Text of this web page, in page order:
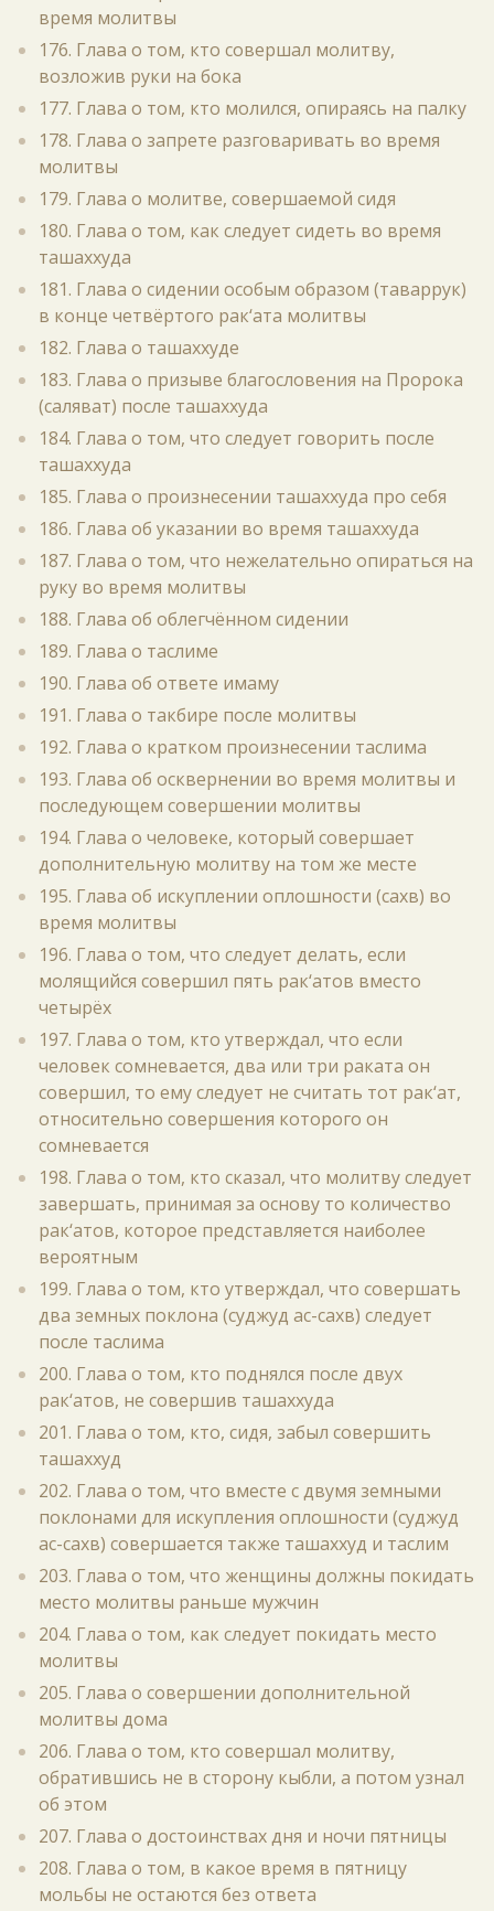
время молитвы
176. Глава о том, кто совершал молитву,
возложив руки на бока
177. Глава о том, кто молился, опираясь на палку
178. Глава о запрете разговаривать во время
молитвы
179. Глава о молитве, совершаемой сидя
180. Глава о том, как следует сидеть во время
ташаххуда
181. Глава о сидении особым образом (таваррук)
в конце четвёртого рак‘ата молитвы
182. Глава о ташаххуде
183. Глава о призыве благословения на Пророка
(саляват) после ташаххуда
184. Глава о том, что следует говорить после
ташаххуда
185. Глава о произнесении ташаххуда про себя
186. Глава об указании во время ташаххуда
187. Глава о том, что нежелательно опираться на
руку во время молитвы
188. Глава об облегчённом сидении
189. Глава о таслиме
190. Глава об ответе имаму
191. Глава о такбире после молитвы
192. Глава о кратком произнесении таслима
193. Глава об осквернении во время молитвы и
последующем совершении молитвы
194. Глава о человеке, который совершает
дополнительную молитву на том же месте
195. Глава об искуплении оплошности (сахв) во
время молитвы
196. Глава о том, что следует делать, если
молящийся совершил пять рак‘атов вместо
четырёх
197. Глава о том, кто утверждал, что если
человек сомневается, два или три раката он
совершил, то ему следует не считать тот рак‘ат,
относительно совершения которого он
сомневается
198. Глава о том, кто сказал, что молитву следует
завершать, принимая за основу то количество
рак‘атов, которое представляется наиболее
вероятным
199. Глава о том, кто утверждал, что совершать
два земных поклона (суджуд ас-сахв) следует
после таслима
200. Глава о том, кто поднялся после двух
рак‘атов, не совершив ташаххуда
201. Глава о том, кто, сидя, забыл совершить
ташаххуд
202. Глава о том, что вместе с двумя земными
поклонами для искупления оплошности (суджуд
ас-сахв) совершается также ташаххуд и таслим
203. Глава о том, что женщины должны покидать
место молитвы раньше мужчин
204. Глава о том, как следует покидать место
молитвы
205. Глава о совершении дополнительной
молитвы дома
206. Глава о том, кто совершал молитву,
обратившись не в сторону кыбли, а потом узнал
об этом
207. Глава о достоинствах дня и ночи пятницы
208. Глава о том, в какое время в пятницу
мольбы не остаются без ответа